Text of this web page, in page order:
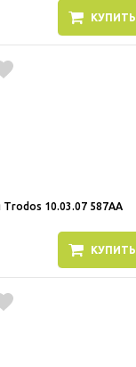
КУПИТЬ
10.03.07 587АА
КУПИТЬ